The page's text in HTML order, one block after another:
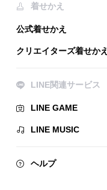
着せかえ
公式着せかえ
クリエイターズ着せかえ
LINE関連サービス
LINE GAME
LINE MUSIC
ヘルプ